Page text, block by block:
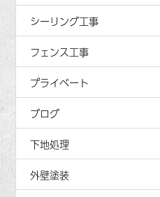
シーリング工事
フェンス工事
プライベート
ブログ
下地処理
外壁塗装